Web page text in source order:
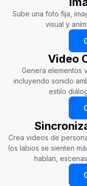
Sube una foto fija,
visual y
Video
Genera elementos
incluyendo sonido
estilo
Crea videos de
los labios se sienten
hablan,